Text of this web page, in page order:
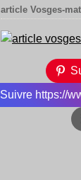
article Vosges-
Suivre https://